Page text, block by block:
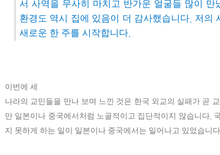
서 사역을 무사히 마치고 반가운 얼굴들 많이 만
환경도 역시 집에 있음이 더 감사했습니다. 저의
새로운 한 주를 시작합니다.
이번에 세
나라의 교민들을 만나 보며 느낀 것은 한국 외교의 실패가 곧
만 일본이나 중국에서 처럼 노골적이고 집단적이지 않습니다.
지
못하게 하는 일이 일본이나 중국에서는 일어나고 있었습니다